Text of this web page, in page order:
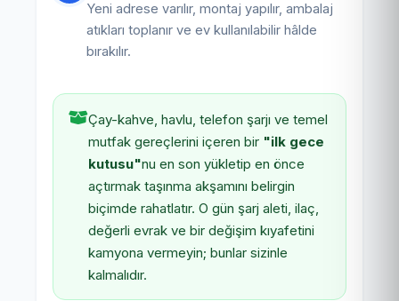
Yeni adrese varılır, montaj yapılır, ambalaj
atıkları toplanır ve ev kullanılabilir hâlde
bırakılır.
Çay-kahve, havlu, telefon şarjı ve temel
mutfak gereçlerini içeren bir "ilk gece
kutusu"nu en son yükletip en önce
açtırmak taşınma akşamını belirgin
biçimde rahatlatır. O gün şarj aleti, ilaç,
değerli evrak ve bir değişim kıyafetini
kamyona vermeyin; bunlar sizinle
kalmalıdır.